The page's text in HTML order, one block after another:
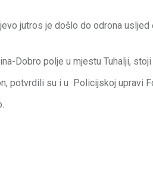
jutros je došlo do odrona
Dobro polje u mjestu Tuhalji,
potvrdili su i u Policijskoj upravi